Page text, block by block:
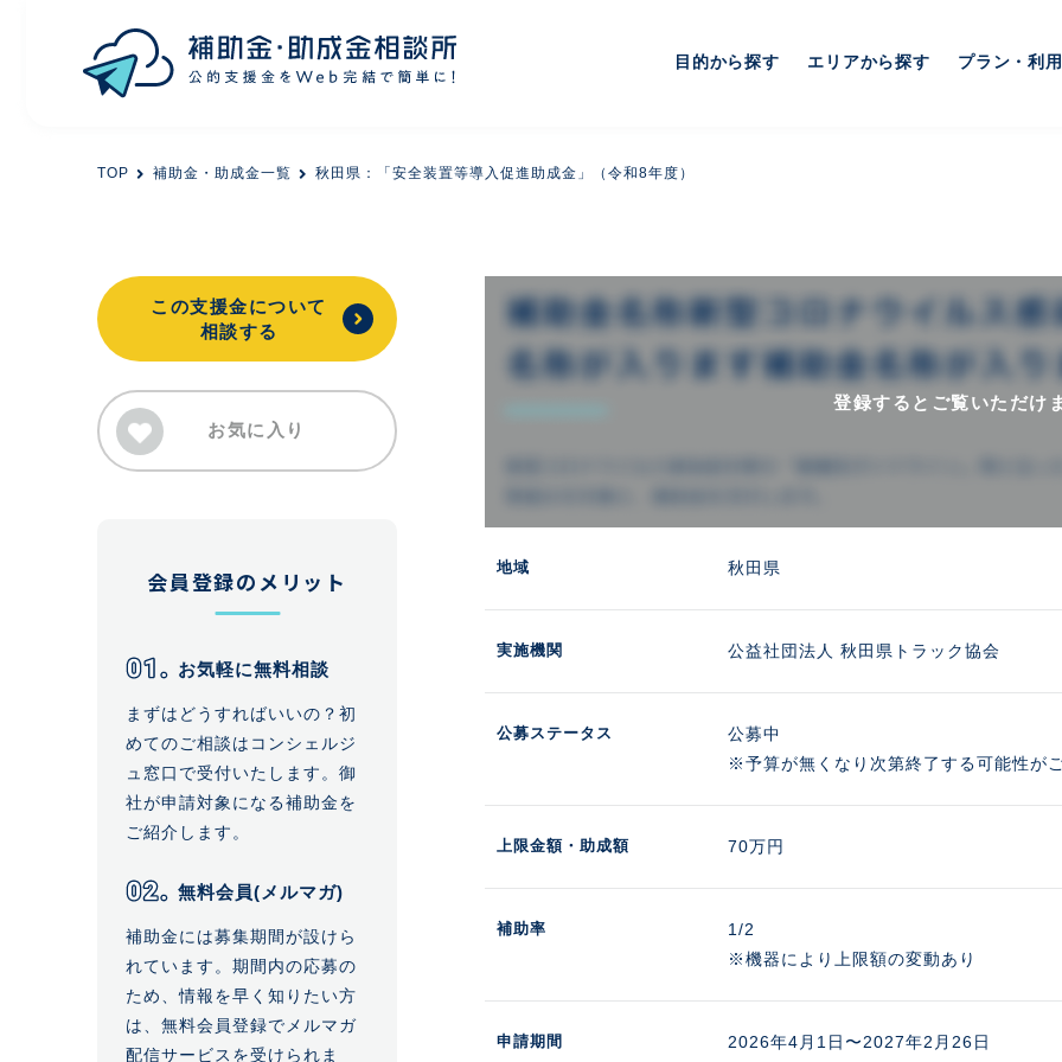
エリアから探す
会員登録
目的から探す エリアから探す プラン・利
TOP 補助金・助成金一覧 秋田県：「安全装置等導入促進助成金」（令和8年度）
登録するとご覧いただけ
地域 秋田県
実施機関 公益社団法人 秋田県トラック協会
公募ステータス
公募中
※予算が無くなり次第終了する可能性がご
上限金額 ・助成額 70万円
補助率
1/2
※機器により上限額の変動あり
申請期間 2026年4月1日〜2027年2月26日
この支援金について
相談する
お気に入り
会員登録のメリット
お気軽に無料相談
まずはどうすればいいの？初
めてのご相談はコンシェルジ
ュ窓口で受付いたします。御
社が申請対象になる補助金を
ご紹介します。
無料会員(メルマガ)
補助金には募集期間が設けら
れています。期間内の応募の
ため、情報を早く知りたい方
は、無料会員登録でメルマガ
配信サービスを受けられま